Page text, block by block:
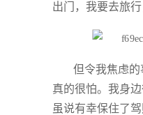
出门，我要去旅
但令我焦虑
真的很怕。我身
虽说有幸保住了